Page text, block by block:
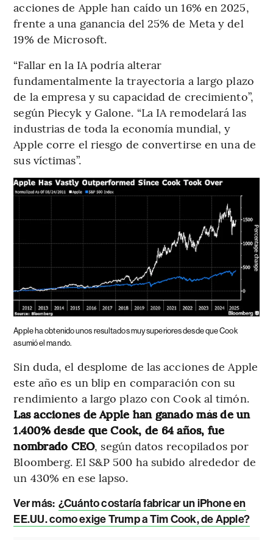
acciones de Apple han caído un 16% en 2025,
frente a una ganancia del 25% de Meta y del
19% de Microsoft.
“Fallar en la IA podría alterar
fundamentalmente la trayectoria a largo plazo
de la empresa y su capacidad de crecimiento”,
según Piecyk y Galone. “La IA remodelará las
industrias de toda la economía mundial, y
Apple corre el riesgo de convertirse en una de
sus víctimas”.
Apple ha obtenido unos resultados muy superiores desde que Cook
asumió el mando.
Sin duda, el desplome de las acciones de Apple
este año es un blip en comparación con su
rendimiento a largo plazo con Cook al timón.
Las acciones de Apple han ganado más de un
1.400% desde que Cook, de 64 años, fue
nombrado CEO, según datos recopilados por
Bloomberg. El S&P 500 ha subido alrededor de
un 430% en ese lapso.
Ver más: ¿Cuánto costaría fabricar un iPhone en
EE.UU. como exige Trump a Tim Cook, de Apple?